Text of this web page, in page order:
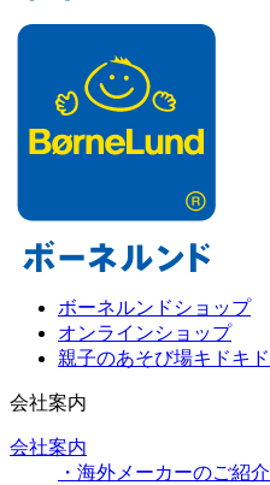
ボーネルンドショップ
オンラインショップ
親子のあそび場キドキド
会社案内
会社案内
・海外メーカーのご紹介